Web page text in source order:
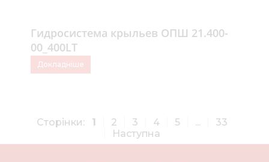
Гидросистема крыльев ОПШ 21.400-
00_400LT
Докладніше
Сторінки: 1 2 3 4 5 ...
33
Наступна